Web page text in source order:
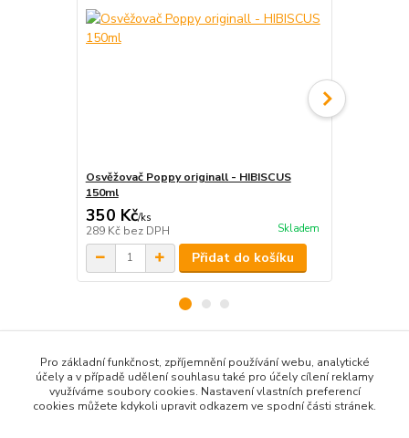
Osvěžovač Poppy originall - HIBISCUS
150ml
350 Kč/ks
289 Kč bez DPH Skladem
Přidat do košíku
Zboží zařazeno v kategoriích
POPPY GRACE MATE
Pro základní funkčnost, zpříjemnění používání webu, analytické
účely a v případě udělení souhlasu také pro účely cílení reklamy
využíváme soubory cookies. Nastavení vlastních preferencí
cookies můžete kdykoli upravit odkazem ve spodní části stránek.